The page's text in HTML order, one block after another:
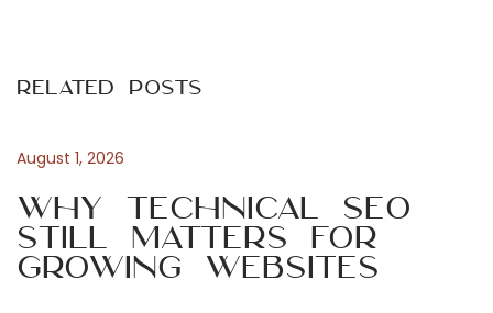
s
n
a
o
s
o
s
t
t
r
d
i
8
Related Posts
August 1, 2026
Why Technical SEO
Still Matters for
Growing Websites